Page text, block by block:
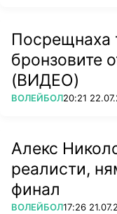
Посрещнаха
бронзовите
(ВИДЕО)
ПОВЕЧЕ ОТ
ВОЛЕЙБОЛ20:21
Алекс
реалисти,
финал
ПОВЕЧЕ ОТ
ВОЛЕЙБОЛ17:26